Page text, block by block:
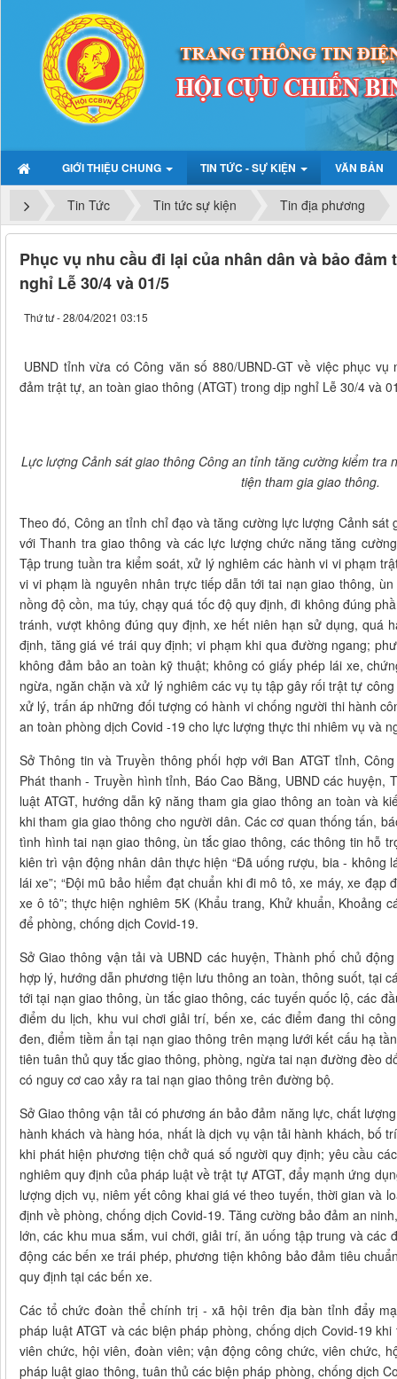
GIỚI THIỆU CHUNG TIN TỨC - SỰ KIỆN VĂN BẢN
Tin Tức Tin tức sự kiện Tin địa phương
Phục vụ nhu cầu đi lại của nhân dân và bảo
nghỉ Lễ 30/4 và 01/5
Thứ tư - 28/04/2021 03:15
UBND tỉnh vừa có Công văn số 880/UBND-GT về việc phục
đảm trật tự, an toàn giao thông (ATGT) trong dịp nghỉ Lễ 30/4 và
Lực lượng Cảnh sát giao thông Công an tỉnh tăng cường kiểm tra
tiện tham gia giao thông.
Theo đó, Công an tỉnh chỉ đạo và tăng cường lực lượng Cảnh sát
với Thanh tra giao thông và các lực lượng chức năng tăng
Tập trung tuần tra kiểm soát, xử lý nghiêm các hành vi vi phạm
vi vi phạm là nguyên nhân trực tiếp dẫn tới tai nạn giao thông,
nồng độ cồn, ma túy, chạy quá tốc độ quy định, đi không đúng
tránh, vượt không đúng quy định, xe hết niên hạn sử dụng, quá
định, tăng giá vé trái quy định; vi phạm khi qua đường ngang;
không đảm bảo an toàn kỹ thuật; không có giấy phép lái xe,
ngừa, ngăn chặn và xử lý nghiêm các vụ tụ tập gây rối trật tự
xử lý, trấn áp những đối tượng có hành vi chống người thi hành
an toàn phòng dịch Covid -19 cho lực lượng thực thi nhiêm vụ và
Sở Thông tin và Truyền thông phối hợp với Ban ATGT tỉnh,
Phát thanh - Truyền hình tỉnh, Báo Cao Bằng, UBND các huyện,
luật ATGT, hướng dẫn kỹ năng tham gia giao thông an toàn và
khi tham gia giao thông cho người dân. Các cơ quan thống tấn,
tình hình tai nạn giao thông, ùn tắc giao thông, các thông tin hỗ
kiên trì vận động nhân dân thực hiện “Đã uống rượu, bia - không
lái xe”; “Đội mũ bảo hiểm đạt chuẩn khi đi mô tô, xe máy, xe đạp
xe ô tô”; thực hiện nghiêm 5K (Khẩu trang, Khử khuẩn, Khoảng
để phòng, chống dịch Covid-19.
Sở Giao thông vận tải và UBND các huyện, Thành phố chủ
hợp lý, hướng dẫn phương tiện lưu thông an toàn, thông suốt, tại
tới tại nạn giao thông, ùn tắc giao thông, các tuyến quốc lộ, các
điểm du lịch, khu vui chơi giải trí, bến xe, các điểm đang thi
đen, điểm tiềm ẩn tại nạn giao thông trên mạng lưới kết cấu hạ
tiên tuân thủ quy tắc giao thông, phòng, ngừa tai nạn đường đèo
có nguy cơ cao xảy ra tai nạn giao thông trên đường bộ.
Sở Giao thông vận tải có phương án bảo đảm năng lực, chất
hành khách và hàng hóa, nhất là dịch vụ vận tải hành khách, bố
khi phát hiện phương tiện chở quá số người quy định; yêu cầu
nghiêm quy định của pháp luật về trật tự ATGT, đẩy mạnh ứng
lượng dịch vụ, niêm yết công khai giá vé theo tuyến, thời gian và
định về phòng, chống dịch Covid-19. Tăng cường bảo đảm an
lớn, các khu mua sắm, vui chới, giải trí, ăn uống tập trung và các
động các bến xe trái phép, phương tiện không bảo đảm tiêu
quy định tại các bến xe.
Các tổ chức đoàn thể chính trị - xã hội trên địa bàn tỉnh đẩy
pháp luật ATGT và các biện pháp phòng, chống dịch Covid-19
viên chức, hội viên, đoàn viên; vận động công chức, viên chức,
pháp luật giao thông, tuân thủ các biện pháp phòng, chống dịch